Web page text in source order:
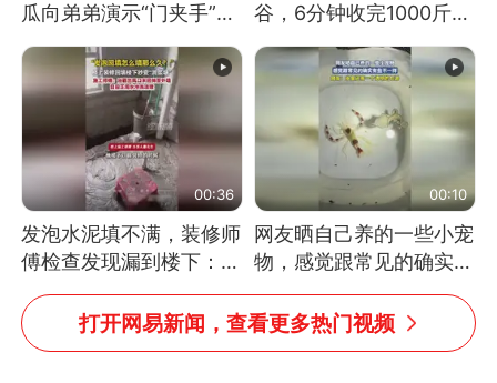
瓜向弟弟演示“门夹手”，
网友：果然言传不如身
教！
谷，6分钟收完1000斤，
没有一个人掉链子
00:36
发泡水泥填不满，装修师
傅检查发现漏到楼下：出
风口未延伸到外墙
00:10
网友晒自己养的一些小宠
物，感觉跟常见的确实有
些不一样
打开网易新闻，查看更多热门视频